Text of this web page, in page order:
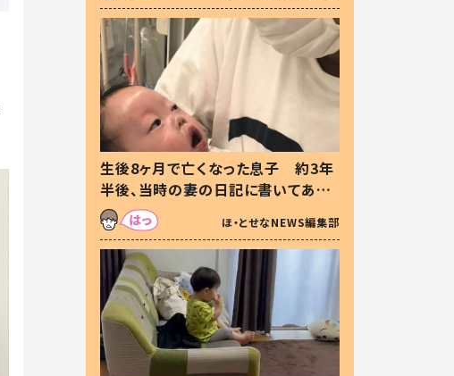
生後8ヶ月で亡くなった息子 約3年
半後、当時の妻の日記に書いてあっ
た本音とは
ほ・とせなNEWS編集部